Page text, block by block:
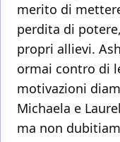
merito di
perdita di
propri allievi.
ormai contro di
motivazioni
Michaela e
ma non